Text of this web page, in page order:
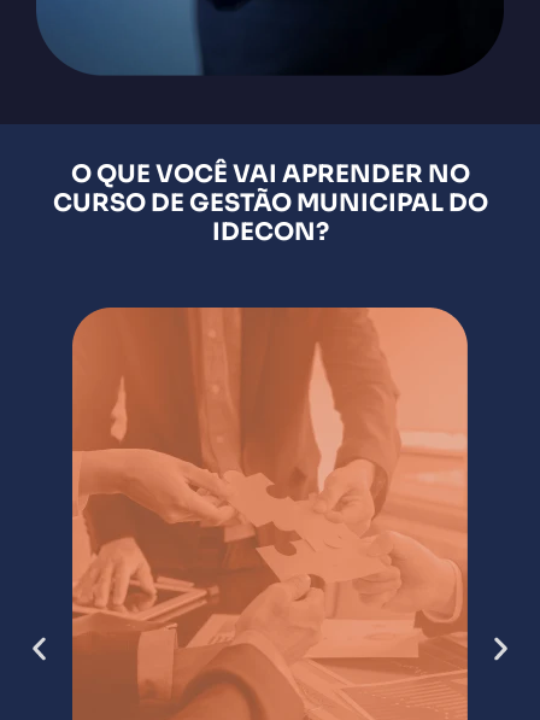
O QUE VOCÊ VAI APRENDER NO
CURSO DE GESTÃO MUNICIPAL DO
IDECON?